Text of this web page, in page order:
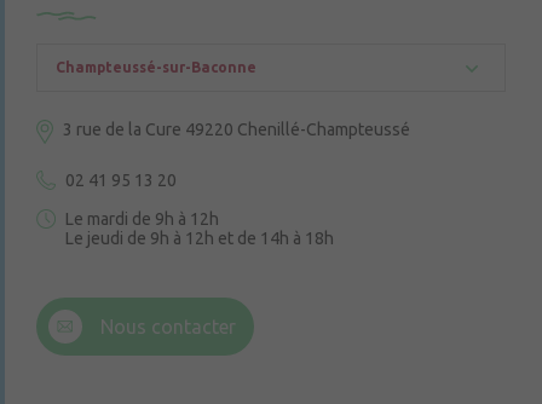
Champteussé-sur-Baconne
3 rue de la Cure 49220 Chenillé-Champteussé
02 41 95 13 20
Le mardi de 9h à 12h
Le jeudi de 9h à 12h et de 14h à 18h
Nous contacter